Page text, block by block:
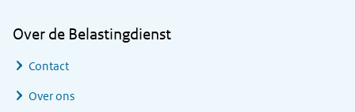
Over de Belastingdienst
Contact
Over ons